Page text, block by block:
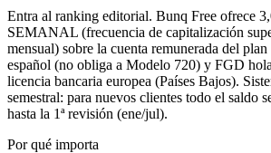
Entra al ranking editorial. Bunq Free ofrece
SEMANAL (frecuencia de capitalización
mensual) sobre la cuenta remunerada del
español (no obliga a Modelo 720) y FGD
licencia bancaria europea (Países Bajos).
semestral: para nuevos clientes todo el saldo
hasta la 1ª revisión (ene/jul).
Por qué importa